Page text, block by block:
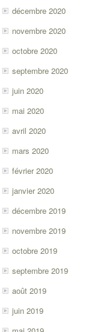
décembre 2020
novembre 2020
octobre 2020
septembre 2020
juin 2020
mai 2020
avril 2020
mars 2020
février 2020
janvier 2020
décembre 2019
novembre 2019
octobre 2019
septembre 2019
août 2019
juin 2019